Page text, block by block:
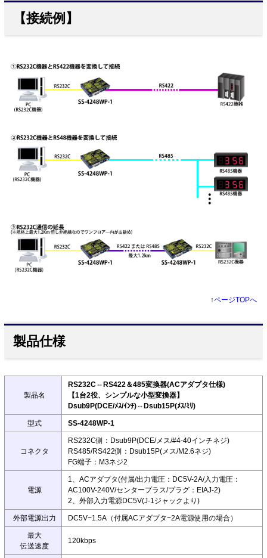
【接続例】
↑ページTOPへ
製品仕様
製品名
RS232C⇔RS422＆485変換器(ACアダプタ仕様)
【1台2役、シンプルな小型変換器】
Dsub9P(DCE/ﾒｽ/ｲﾝﾁ)⇔Dsub15P(ﾒｽ/ﾐﾘ)
型式 SS-4248WP-1
コネクタ
RS232C側：Dsub9P(DCE/メス/#4-40インチネジ)
RS485/RS422側：Dsub15P(メス/M2.6ネジ)
FG端子：M3ネジ2
電源
1、ACアダプタ(付属/出力電圧：DC5V-2A/入力電圧：
AC100V-240V/センタープラス/プラグ：EIAJ-2)
2、外部入力電源DC5V(J-1ジャックより)
外部電源出力 DC5V−1.5A（付属ACアダプタ−2A電源使用の場合）
最大
伝送速度
120kbps